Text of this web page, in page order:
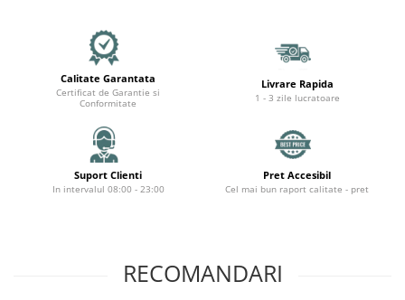
Calitate Garantata
Certificat de Garantie si
Conformitate
Livrare Rapida
1 - 3 zile lucratoare
Suport Clienti
In intervalul 08:00 - 23:00
Pret Accesibil
Cel mai bun raport calitate - pret
RECOMANDARI